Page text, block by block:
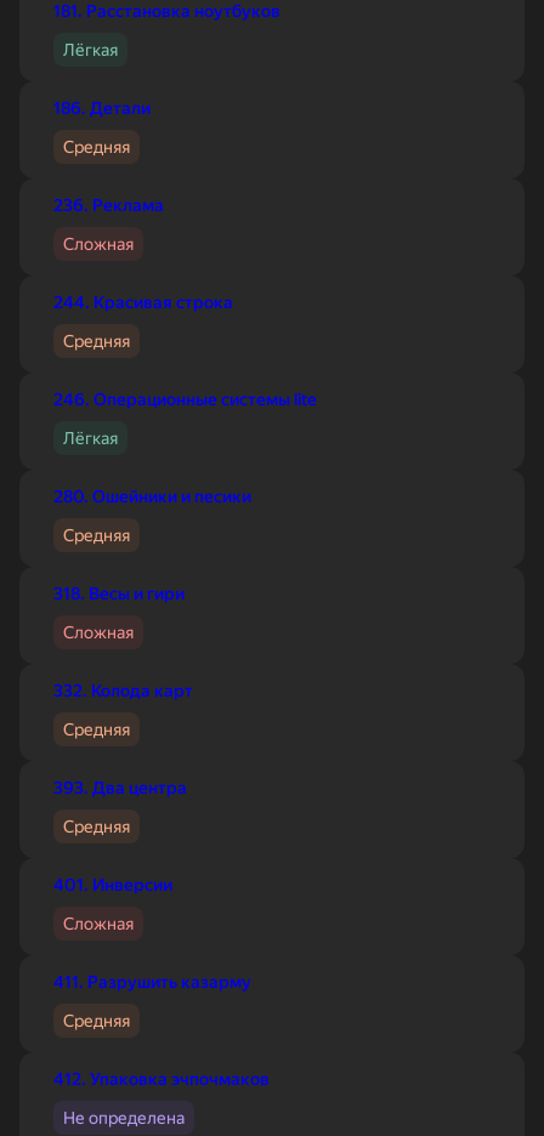
181. Расстановка ноутбуков
Лёгкая
186. Детали
Средняя
236. Реклама
Сложная
244. Красивая строка
Средняя
246. Операционные системы lite
Лёгкая
280. Ошейники и песики
Средняя
318. Весы и гири
Сложная
332. Колода карт
Средняя
393. Два центра
Средняя
401. Инверсии
Сложная
411. Разрушить казарму
Средняя
412. Упаковка эчпочмаков
Не определена